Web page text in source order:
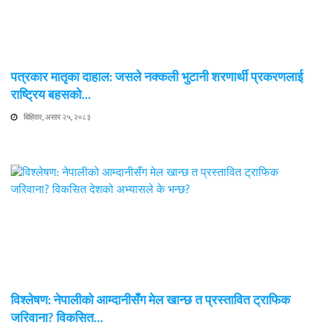
पत्रकार मातृका दाहाल: जसले नक्कली भुटानी शरणार्थी प्रकरणलाई
राष्ट्रिय बहसको…
बिहिवार, असार २५, २०८३
विश्लेषण: नेपालीको आम्दानीसँग मेल खान्छ त प्रस्तावित ट्राफिक
जरिवाना? विकसित…